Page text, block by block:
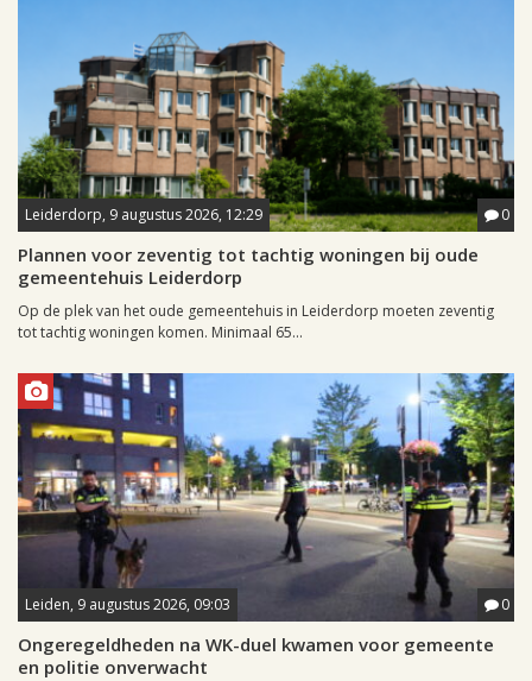
Leiderdorp, 9 augustus 2026, 12:29 0
Plannen voor zeventig tot tachtig woningen bij oude
gemeentehuis Leiderdorp
Op de plek van het oude gemeentehuis in Leiderdorp moeten zeventig
tot tachtig woningen komen. Minimaal 65...
Leiden, 9 augustus 2026, 09:03 0
Ongeregeldheden na WK-duel kwamen voor gemeente
en politie onverwacht